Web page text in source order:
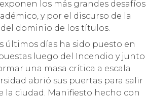
los más grandes desafíos
y por el discurso de la
dominio de los títulos.
últimos días ha sido puesto en
luego del Incendio y junto
una masa crítica a escala
abrió sus puertas para salir
la ciudad. Manifiesto hecho con